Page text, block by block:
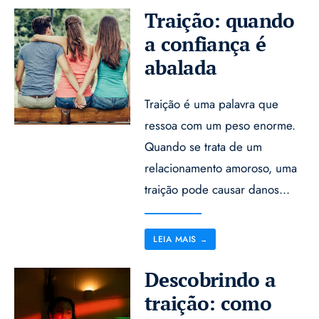
Traição: quando
a confiança é
abalada
Traição é uma palavra que
ressoa com um peso enorme.
Quando se trata de um
relacionamento amoroso, uma
traição pode causar danos...
LEIA MAIS →
Descobrindo a
traição: como